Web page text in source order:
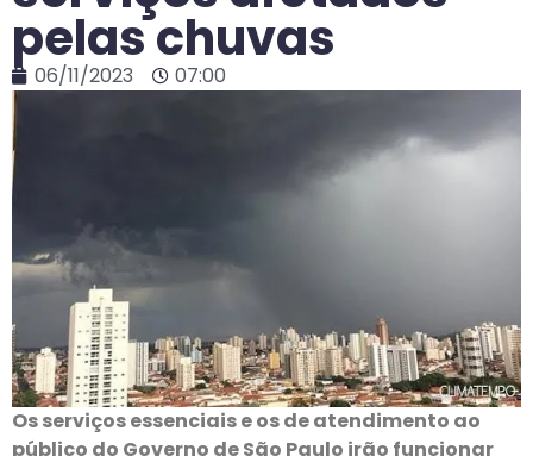
pelas chuvas
06/11/2023 07:00
Os serviços essenciais e os de atendimento ao
público do Governo de São Paulo irão funcionar